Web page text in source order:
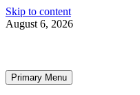
Skip to content
August 6, 2026
Primary Menu